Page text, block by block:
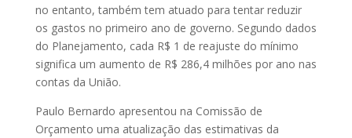
no entanto, também tem atuado para tentar reduzir
os gastos no primeiro ano de governo. Segundo dados
do Planejamento, cada R$ 1 de reajuste do mínimo
significa um aumento de R$ 286,4 milhões por ano nas
contas da União.
Paulo Bernardo apresentou na Comissão de
Orçamento uma atualização das estimativas da